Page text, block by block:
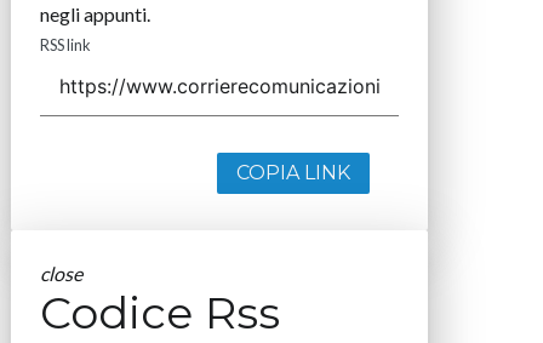
negli appunti.
RSS link
COPIA LINK
close
Codice Rss